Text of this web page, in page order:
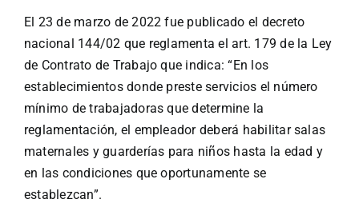
El 23 de marzo de 2022 fue publicado el decreto
nacional 144/02 que reglamenta el art. 179 de la Ley
de Contrato de Trabajo que indica: “En los
establecimientos donde preste servicios el número
mínimo de trabajadoras que determine la
reglamentación, el empleador deberá habilitar salas
maternales y guarderías para niños hasta la edad y
en las condiciones que oportunamente se
establezcan”.